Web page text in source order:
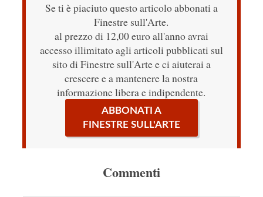
Se ti è piaciuto questo articolo abbonati a
Finestre sull'Arte.
al prezzo di 12,00 euro all'anno avrai
accesso illimitato agli articoli pubblicati sul
sito di Finestre sull'Arte e ci aiuterai a
crescere e a mantenere la nostra
informazione libera e indipendente.
ABBONATI A
FINESTRE SULL'ARTE
Commenti